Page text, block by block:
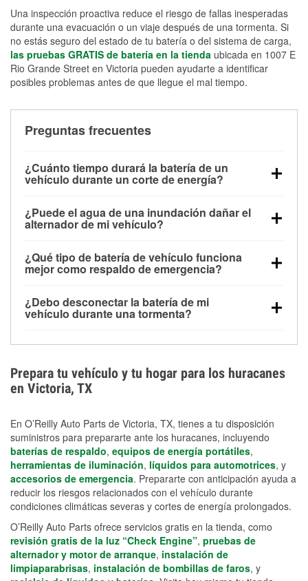
Una inspección proactiva reduce el riesgo de fallas inesperadas
durante una evacuación o un viaje después de una tormenta. Si
no estás seguro del estado de tu batería o del sistema de carga,
las pruebas GRATIS de batería en la tienda ubicada en 1007 E
Rio Grande Street en Victoria pueden ayudarte a identificar
posibles problemas antes de que llegue el mal tiempo.
Preguntas frecuentes
¿Cuánto tiempo durará la batería de un
vehículo durante un corte de energía?
alimentar pequeños accesorios durante un tiempo
limitado, pero el uso repetido sin conducir el vehículo
contar con un equipo de carga de respaldo para
cortes prolongados.
¿Puede el agua de una inundación dañar el
alternador de mi vehículo?
parte baja del compartimento del motor y pueden
dañarse si se sumergen, lo que puede provocar una
días después de la exposición.
¿Qué tipo de batería de vehículo funciona
mejor como respaldo de emergencia?
para aplicaciones de ciclo profundo porque son
selladas, resistentes a las vibraciones y más
¿Debo desconectar la batería de mi
vehículo durante una tormenta?
los daños por inundación. Evitar el agua estancada y
preparar opciones de carga de respaldo son
medidas de protección más efectivas.
Prepara tu vehículo y tu hogar para los huracanes
en Victoria, TX
En O’Reilly Auto Parts de Victoria, TX, tienes a tu disposición
suministros para prepararte ante los huracanes, incluyendo
baterías de respaldo, equipos de energía portátiles,
herramientas de iluminación, líquidos para automotrices, y
accesorios de emergencia. Prepararte con anticipación ayuda a
reducir los riesgos relacionados con el vehículo durante
condiciones climáticas severas y cortes de energía prolongados.
O’Reilly Auto Parts ofrece servicios gratis en la tienda, como
revisión gratis de la luz “Check Engine”, pruebas de
alternador y motor de arranque, instalación de
limpiaparabrisas, instalación de bombillas de faros, y